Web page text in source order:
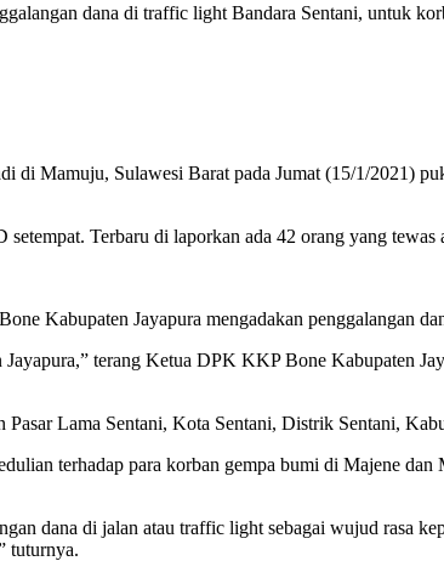
dana di traffic light Bandara Sentani, untuk
di Mamuju, Sulawesi Barat pada Jumat (15/1/2021)
Terbaru di laporkan ada 42 orang yang tewas
Kabupaten Jayapura mengadakan penggalangan
terang Ketua DPK KKP Bone Kabupaten
Lama Sentani, Kota Sentani, Distrik Sentani,
terhadap para korban gempa bumi di Majene
dana di jalan atau traffic light sebagai wujud rasa
tuturnya.